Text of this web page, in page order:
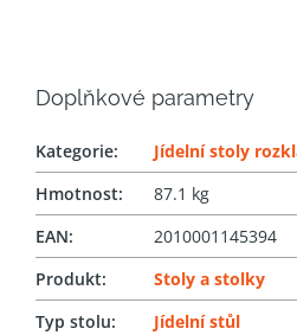
Doplňkové parametry
Kategorie:
Jídelní stoly
Hmotnost:
87.1 kg
EAN:
2010001145394
Produkt:
Stoly a stolky
Typ stolu:
Jídelní stůl